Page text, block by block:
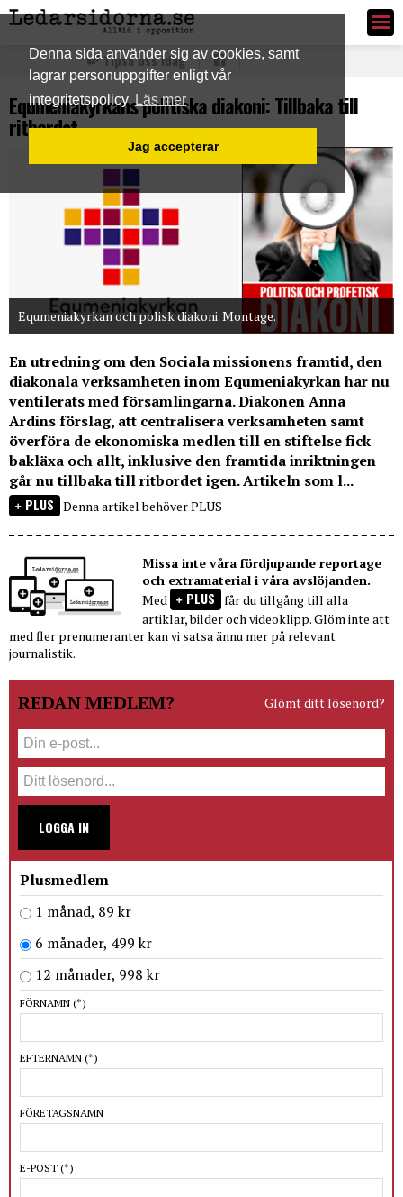
Denna sida använder sig av cookies, samt
lagrar personuppgifter enligt vår
integritetspolicy Läs mer
Jag accepterar
Ledarsidorna.se
Tipsa oss idag
Equmeniakyrkans politiska diakoni: Tillbaka till
ritbordet
Equmeniakyrkan och polisk diakoni. Montage.
En utredning om den Sociala missionens framtid, den
diakonala verksamheten inom Equmeniakyrkan har nu
ventilerats med församlingarna. Diakonen Anna
Ardins förslag, att centralisera verksamheten samt
överföra de ekonomiska medlen till en stiftelse fick
bakläxa och allt, inklusive den framtida inriktningen
går nu tillbaka till ritbordet igen. Artikeln som l...
PLUS Denna artikel behöver PLUS
Missa inte våra fördjupande reportage
och extramaterial i våra avslöjanden.
Med
PLUS får du tillgång till alla
artiklar, bilder och videoklipp. Glöm inte att
med fler prenumeranter kan vi satsa ännu mer på relevant
journalistik.
REDAN MEDLEM? Glömt ditt lösenord?
LOGGA IN
Plusmedlem
1 månad, 89 kr
6 månader, 499 kr
12 månader, 998 kr
FÖRNAMN (*)
EFTERNAMN (*)
FÖRETAGSNAMN
E-POST (*)